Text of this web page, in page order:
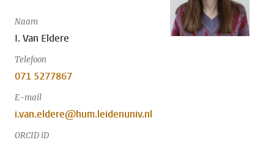
Naam
I. Van Eldere
Telefoon
071 5277867
E-mail
i.van.eldere@hum.leidenuniv.nl
ORCID iD